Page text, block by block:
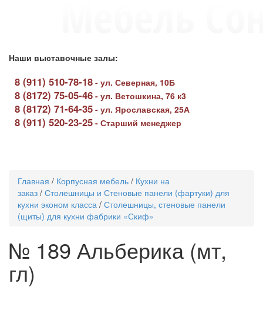
Наши выставочные залы:
8 (911) 510-78-18 - ул. Северная, 10Б
8 (8172) 75-05-46 - ул. Ветошкина, 76 к3
8 (8172) 71-64-35 - ул. Ярославская, 25А
8 (911) 520-23-25 - Старший менеджер
Главная / Корпусная мебель / Кухни на
заказ / Столешницы и Стеновые панели (фартуки) для
кухни эконом класса / Столешницы, стеновые панели
(щиты) для кухни фабрики «Скиф»
№ 189 Альберика (мт,
гл)